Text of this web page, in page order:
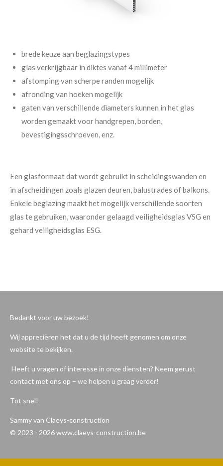
brede keuze aan beglazingstypes
glas verkrijgbaar in diktes vanaf 4 millimeter
afstomping van scherpe randen mogelijk
afronding van hoeken mogelijk
gaten van verschillende diameters kunnen in het glas
worden gemaakt voor handgrepen, borden,
bevestigingsschroeven, enz.
Een glasformaat dat wordt gebruikt in scheidingswanden en
in afscheidingen zoals glazen deuren, balustrades of balkons.
Enkele beglazing maakt het mogelijk verschillende soorten
glas te gebruiken, waaronder gelaagd veiligheidsglas VSG en
gehard veiligheidsglas ESG.
Bedankt voor uw bezoek!
Wij appreciëren het dat u de tijd heeft genomen om onze
website te bekijken.
Heeft u vragen of interesse in onze diensten? Neem gerust
contact met ons op – we helpen u graag verder!
Tot snel!
Sammy van Claeys-construction
© 2023 - 2026 www.claeys-construction.be